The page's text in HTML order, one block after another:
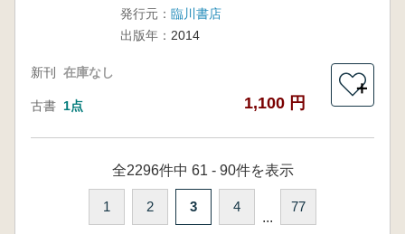
発行元： 臨川書店
出版年： 2014
新刊 在庫なし
古書 1点 1,100 円
＋
全2296件中 61 - 90件を表示
1 2 3 4
...
77